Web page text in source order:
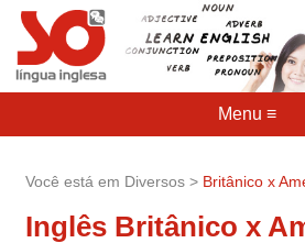
Você está em Diversos > Britânico x
Inglês Britânico x